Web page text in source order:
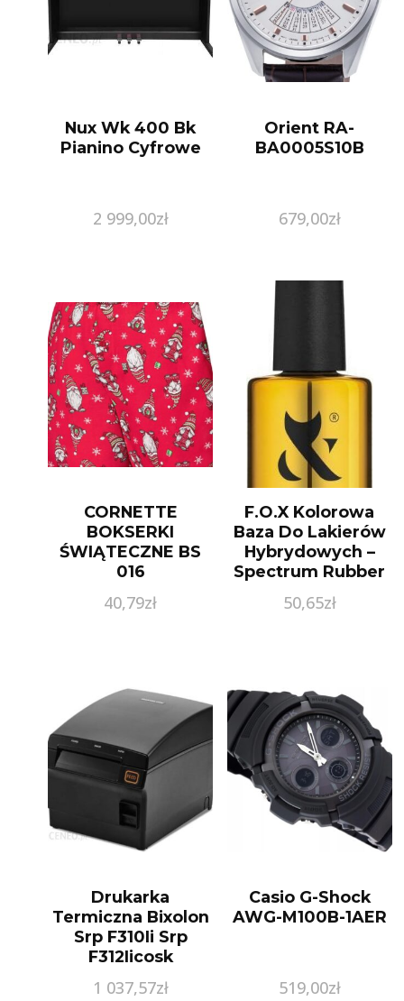
Nux Wk 400 Bk
Pianino Cyfrowe
2 999,00zł
Orient RA-
BA0005S10B
679,00zł
CORNETTE
BOKSERKI
ŚWIĄTECZNE BS
016
40,79zł
F.O.X Kolorowa
Baza Do Lakierów
Hybrydowych –
Spectrum Rubber
Base 072
50,65zł
Drukarka
Termiczna Bixolon
Srp F310Ii Srp
F312Iicosk
1 037,57zł
Casio G-Shock
AWG-M100B-1AER
519,00zł